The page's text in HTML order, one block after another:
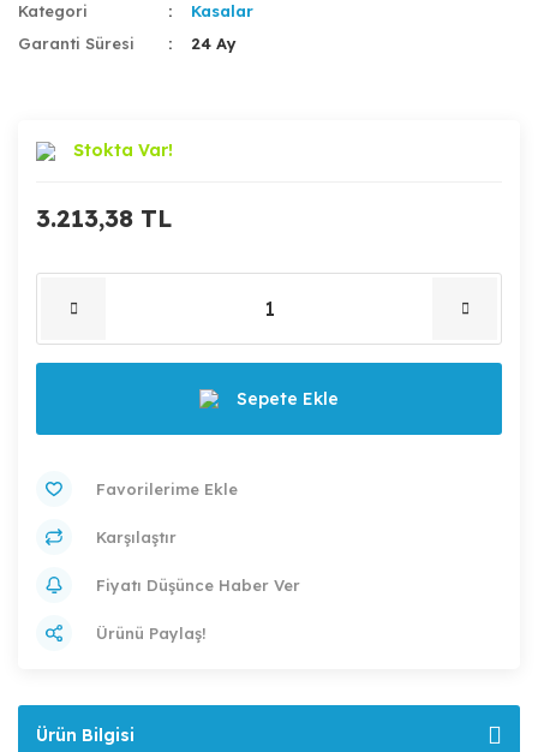
Kategori
Kasalar
Garanti Süresi
24 Ay
Stokta Var!
3.213,38 TL
Sepete Ekle
Karşılaştır
Fiyatı Düşünce Haber Ver
Ürünü Paylaş!
Ürün Bilgisi